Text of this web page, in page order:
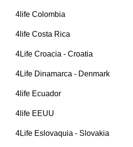
4life Colombia
4life Costa Rica
4Life Croacia - Croatia
4Life Dinamarca - Denmark
4life Ecuador
4life EEUU
4Life Eslovaquia - Slovakia